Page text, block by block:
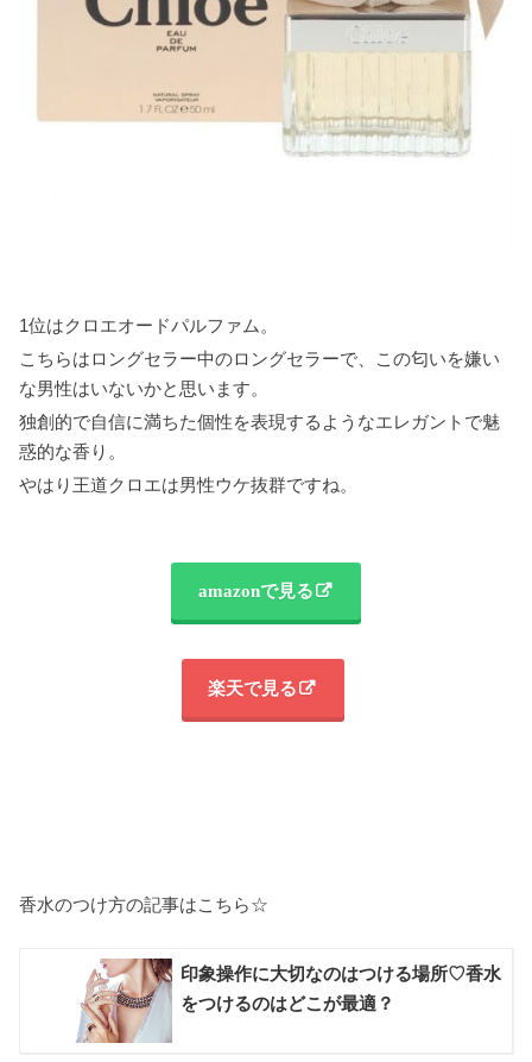
1位はクロエオードパルファム。
こちらはロングセラー中のロングセラーで、この匂いを嫌い
な男性はいないかと思います。
独創的で自信に満ちた個性を表現するようなエレガントで魅
惑的な香り。
やはり王道クロエは男性ウケ抜群ですね。
amazonで見る
楽天で見る
香水のつけ方の記事はこちら☆
印象操作に大切なのはつける場所♡香水
をつけるのはどこが最適？